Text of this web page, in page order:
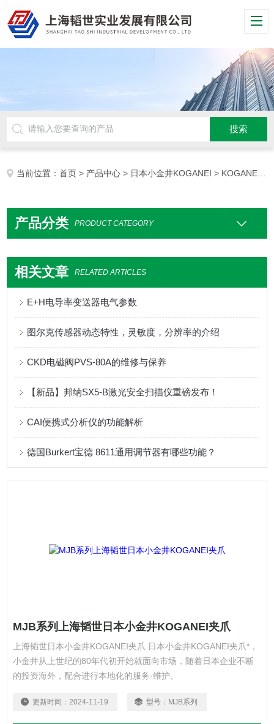
当前位置：首页 > 产品中心 > 日本小金井KOGANEI > KOGANEI夹爪
产品分类 PRODUCT CATEGORY
相关文章 RELATED ARTICLES
E+H电导率变送器电气参数
图尔克传感器动态特性，灵敏度，分辨率的介绍
CKD电磁阀PVS-80A的维修与保养
【新品】邦纳SX5-B激光安全扫描仪重磅发布！
CAI便携式分析仪的功能解析
德国Burkert宝德 8611通用调节器有哪些功能？
MJB系列上海韬世日本小金井KOGANEI夹爪
上海韬世日本小金井KOGANEI夹爪 日本小金井KOGANEI夹爪*，
小金井从上世纪的80年代初开始就面向市场，随着日本企业不断
的投资海外，配合进行本地化的服务·维护。
更新时间： 2024-11-19 型号： MJB系列